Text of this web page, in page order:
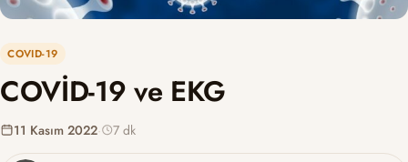
COVID-19
COVİD-19 ve EKG
11 Kasım 2022· 7 dk